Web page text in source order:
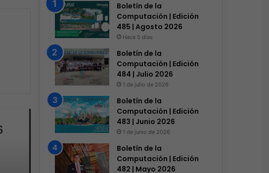
Boletín de la
Computación | Edición
485 | Agosto 2026
Hace 5 días
Boletín de la
Computación | Edición
484 | Julio 2026
1 de julio de 2026
Boletín de la
Computación | Edición
483 | Junio 2026
1 de junio de 2026
Boletín de la
Computación | Edición
482 | Mayo 2026